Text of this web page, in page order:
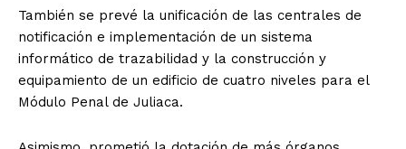
También se prevé la unificación de las centrales de
notificación e implementación de un sistema
informático de trazabilidad y la construcción y
equipamiento de un edificio de cuatro niveles para el
Módulo Penal de Juliaca.